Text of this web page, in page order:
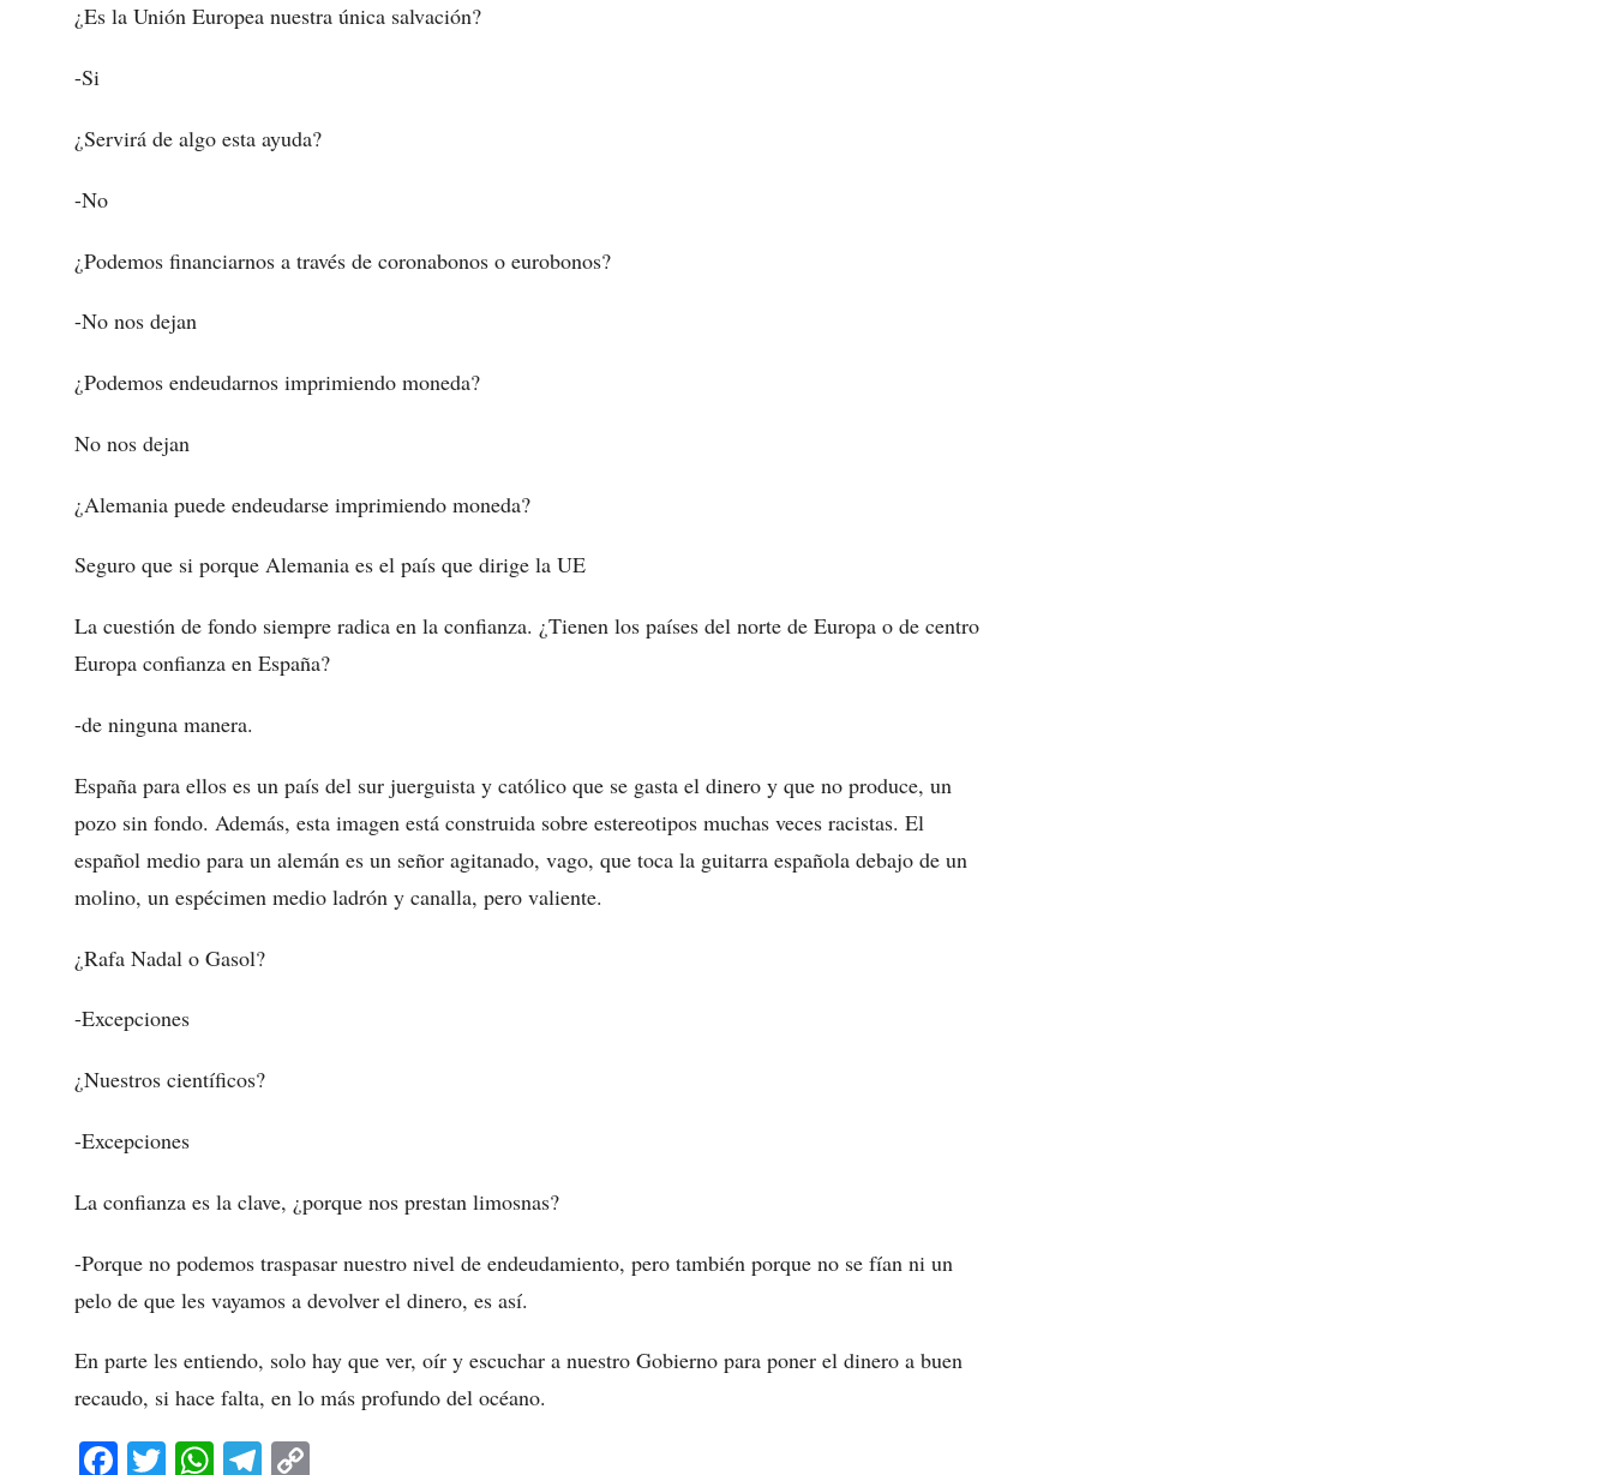
¿Es la Unión Europea nuestra única salvación?
-Si
¿Servirá de algo esta ayuda?
-No
¿Podemos financiarnos a través de coronabonos o eurobonos?
-No nos dejan
¿Podemos endeudarnos imprimiendo moneda?
No nos dejan
¿Alemania puede endeudarse imprimiendo moneda?
Seguro que si porque Alemania es el país que dirige la UE
La cuestión de fondo siempre radica en la confianza. ¿Tienen los países del norte de Europa o de centro
Europa confianza en España?
-de ninguna manera.
España para ellos es un país del sur juerguista y católico que se gasta el dinero y que no produce, un
pozo sin fondo. Además, esta imagen está construida sobre estereotipos muchas veces racistas. El
español medio para un alemán es un señor agitanado, vago, que toca la guitarra española debajo de un
molino, un espécimen medio ladrón y canalla, pero valiente.
¿Rafa Nadal o Gasol?
-Excepciones
¿Nuestros científicos?
-Excepciones
La confianza es la clave, ¿porque nos prestan limosnas?
-Porque no podemos traspasar nuestro nivel de endeudamiento, pero también porque no se fían ni un
pelo de que les vayamos a devolver el dinero, es así.
En parte les entiendo, solo hay que ver, oír y escuchar a nuestro Gobierno para poner el dinero a buen
recaudo, si hace falta, en lo más profundo del océano.
Fa T W Te